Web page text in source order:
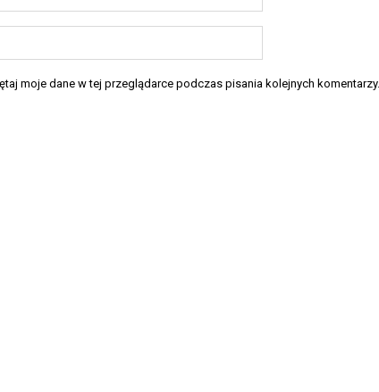
moje dane w tej przeglądarce podczas pisania kolejnych komentarzy.